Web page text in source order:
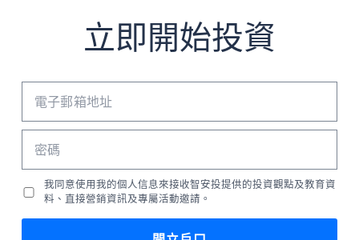
立即開始投資
我同意使用我的個人信息來接收智安投提供的投資觀點及教育資
料、直接營銷資訊及專屬活動邀請。